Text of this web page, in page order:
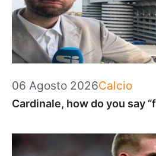
06 Agosto 2026Categorie
Calcio
Cardinale, how do you say